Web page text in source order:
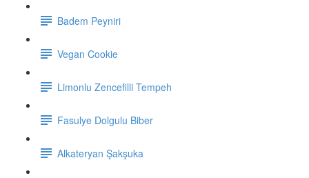
Badem Peyniri
Vegan Cookie
Limonlu Zencefilli Tempeh
Fasulye Dolgulu Biber
Alkateryan Şakşuka